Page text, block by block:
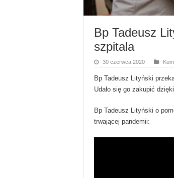
Bp Tadeusz
szpitala
30 czerwca 2020
Bp Tadeusz Lityński
Udało się go zakupić
Bp Tadeusz Lityński o
trwającej pandemii: